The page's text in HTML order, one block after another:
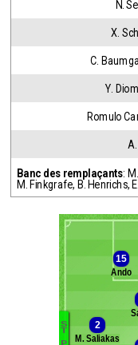
N.
X.
C.
Y.
Romulo
Banc des remplaçants:
M. Finkgrafe, B. Henrichs,